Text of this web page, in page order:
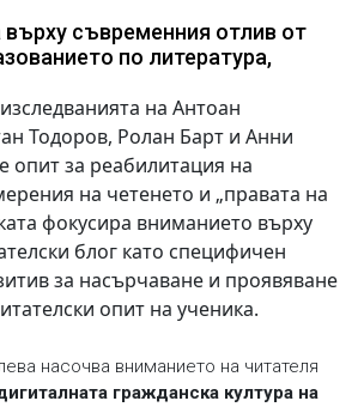
съвременния отлив от
по литература,
на Антоан
Тодоров, Ролан Барт и Анни
опит за реабилитация на
на четенето и „правата на
фокусира вниманието върху
блог като специфичен
за насърчаване и проявяване
опит на ученика.
насочва вниманието на читателя
гражданска култура на